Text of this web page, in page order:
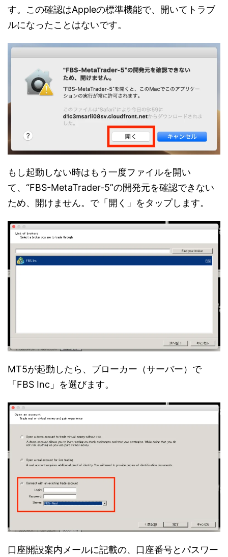
す。この確認はAppleの標準機能で、開いてトラブ
ルになったことはないです。
もし起動しない時はもう一度ファイルを開い
て、“FBS-MetaTrader-5”の開発元を確認できない
ため、開けません。で「開く」をタップします。
MT5が起動したら、ブローカー（サーバー）で
「FBS Inc」を選びます。
口座開設案内メールに記載の、口座番号とパスワー